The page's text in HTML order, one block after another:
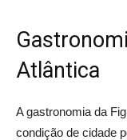
Atlântica
A gastronomia da
condição de cidade